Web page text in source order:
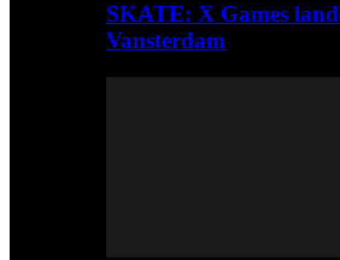
SKATE: X Games
Vansterdam